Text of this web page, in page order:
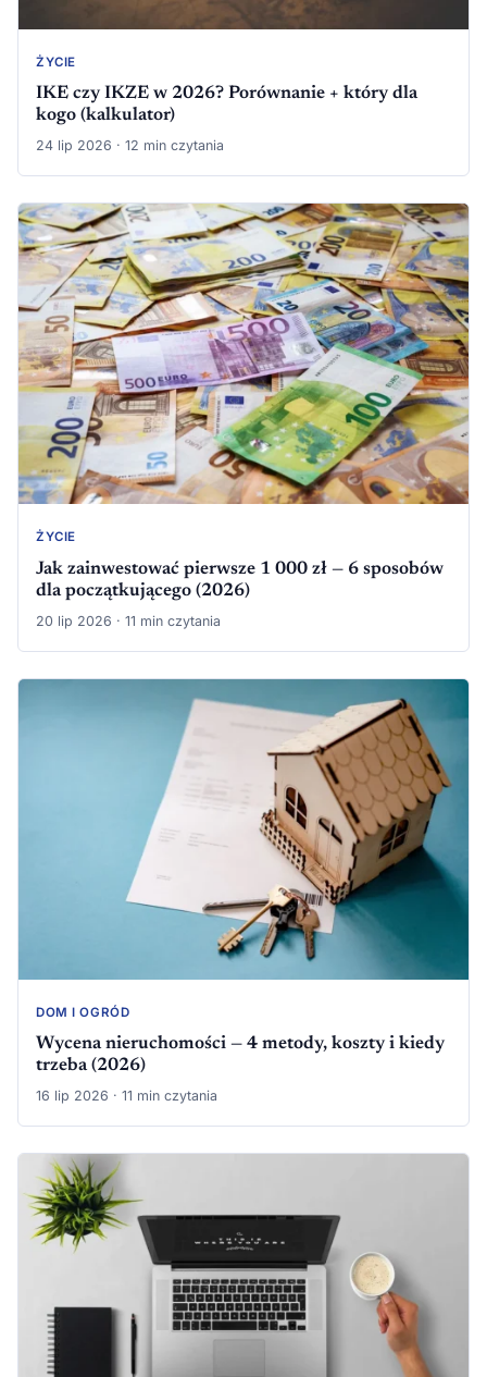
ŻYCIE
IKE czy IKZE w 2026? Porównanie + który dla
kogo (kalkulator)
24 lip 2026 · 12 min czytania
ŻYCIE
Jak zainwestować pierwsze 1 000 zł — 6 sposobów
dla początkującego (2026)
20 lip 2026 · 11 min czytania
DOM I OGRÓD
Wycena nieruchomości — 4 metody, koszty i kiedy
trzeba (2026)
16 lip 2026 · 11 min czytania